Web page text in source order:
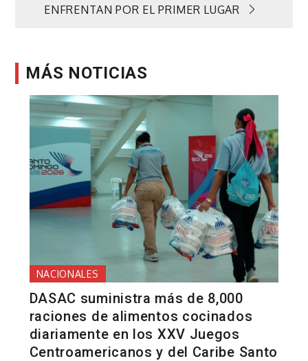
ENFRENTAN POR EL PRIMER LUGAR
MÁS NOTICIAS
NACIONALES
DASAC suministra más de 8,000
raciones de alimentos cocinados
diariamente en los XXV Juegos
Centroamericanos y del Caribe Santo